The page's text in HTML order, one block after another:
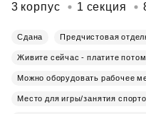
3 корпус 1 секция
Сдана Предчистовая
Живите сейчас - платите потом
Можно оборудовать рабочее
Место для игры/занятия